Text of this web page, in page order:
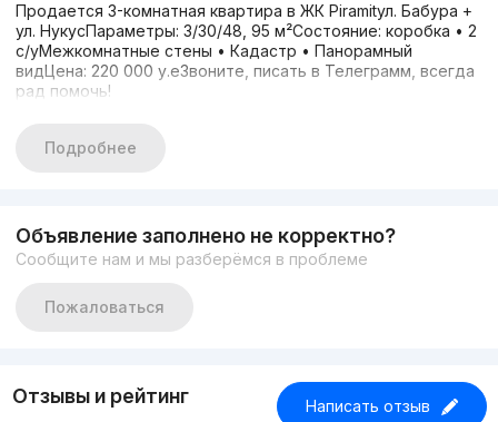
Продается 3-комнатная квартира в ЖК Piramitул. Бабура +
ул. НукусПараметры: 3/30/48, 95 м²Состояние: коробка • 2
с/уМежкомнатные стены • Кадастр • Панорамный
видЦена: 220 000 у.еЗвоните, писать в Телеграмм, всегда
рад помочь!
Подробнее
Объявление заполнено не корректно?
Сообщите нам и мы разберёмся в проблеме
Пожаловаться
Отзывы и рейтинг Написать отзыв